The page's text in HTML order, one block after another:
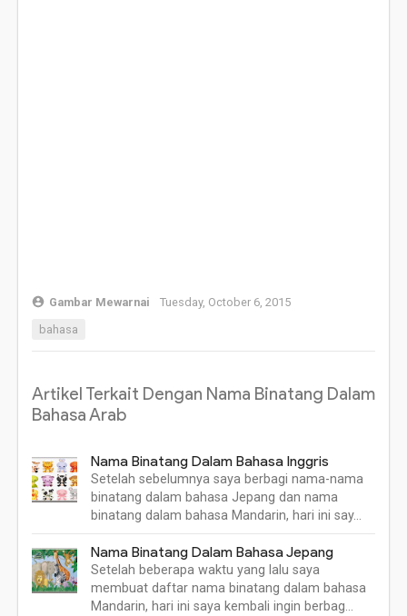
Gambar Mewarnai
Tuesday, October 6, 2015
bahasa
Artikel Terkait Dengan Nama Binatang Dalam
Bahasa Arab
Nama Binatang Dalam Bahasa Inggris
Setelah sebelumnya saya berbagi nama-nama
binatang dalam bahasa Jepang dan nama
binatang dalam bahasa Mandarin, hari ini say…
Nama Binatang Dalam Bahasa Jepang
Setelah beberapa waktu yang lalu saya
membuat daftar nama binatang dalam bahasa
Mandarin, hari ini saya kembali ingin berbag…